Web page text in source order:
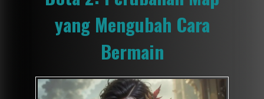
yang Mengubah Cara
Bermain